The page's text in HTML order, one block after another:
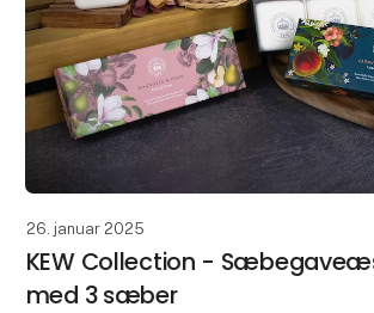
26. januar 2025
KEW Collection -
med 3 sæber